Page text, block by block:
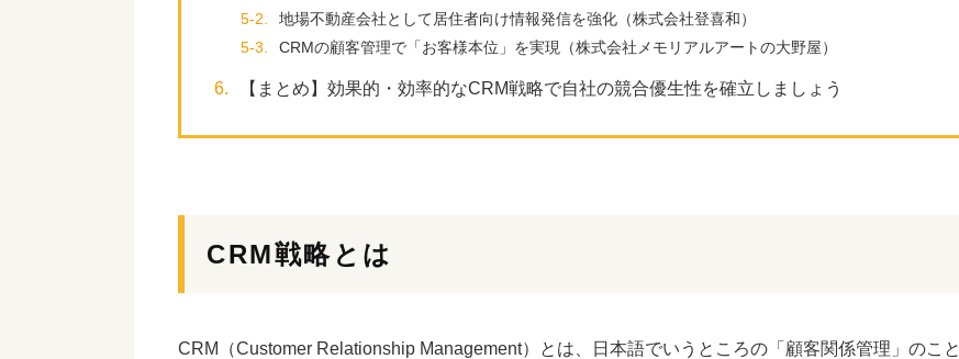
5-2.
地場不動産会社として居住者向け情報発信を強化（株式会社登喜和）
5-3.
CRMの顧客管理で「お客様本位」を実現（株式会社メモリアルアートの大野屋）
6. 【まとめ】効果的・効率的なCRM戦略で自社の競合優生性を確立しましょう
CRM戦略とは
CRM（Customer Relationship Management）とは、日本語でいうところの 「顧客関係管理」のこと